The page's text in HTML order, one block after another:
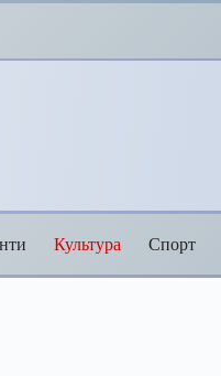
Культура Спорт